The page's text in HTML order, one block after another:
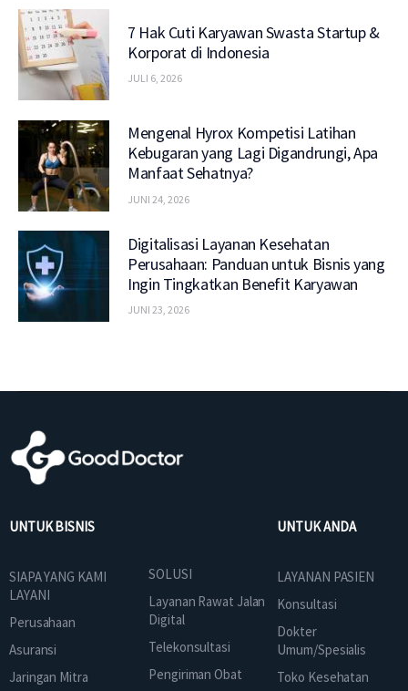
7 Hak Cuti Karyawan Swasta Startup &
Korporat di Indonesia
JULI 6, 2026
Mengenal Hyrox Kompetisi Latihan
Kebugaran yang Lagi Digandrungi, Apa
Manfaat Sehatnya?
JUNI 24, 2026
Digitalisasi Layanan Kesehatan
Perusahaan: Panduan untuk Bisnis yang
Ingin Tingkatkan Benefit Karyawan
JUNI 23, 2026
UNTUK BISNIS
SIAPA YANG KAMI
LAYANI
Perusahaan
Asuransi
Jaringan Mitra
SOLUSI
Layanan Rawat Jalan
Digital
Telekonsultasi
Pengiriman Obat
UNTUK ANDA
LAYANAN PASIEN
Konsultasi
Dokter
Umum/Spesialis
Toko Kesehatan